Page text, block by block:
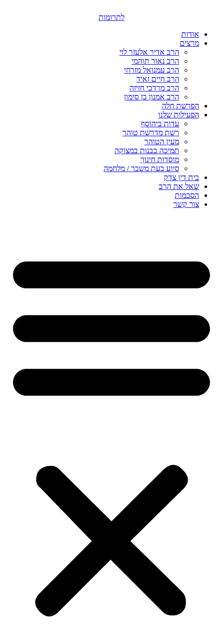
לתרומות
אודות
מרצים
הרב אדיר אלעזר לוי
הרב נאור תוהמי
הרב עמנואל מזרחי
הרב חיים זאיד
הרב מרדכי חזיזה
הרב אמנון בן סימון
הפרשת חלה
הפעילות שלנו
עדות ביהוסף
רשת מדרשת טוהר
מעין הטוהר
תמיכה בבנות במצוקה
מוסדות חינוך
סיוע בעת משבר / מלחמה
בית דין צדק
שאל את הרב
הסכמות
צור קשר